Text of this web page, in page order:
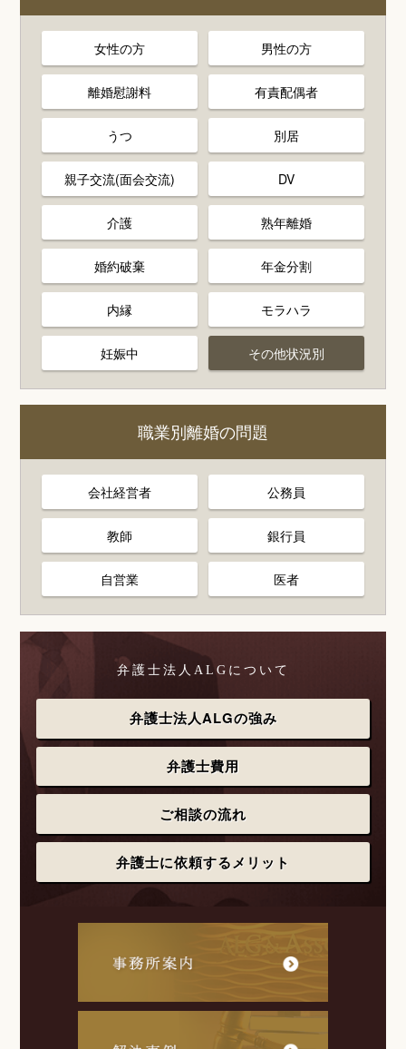
女性の方 男性の方
離婚慰謝料 有責配偶者
うつ 別居
親子交流(面会交流) DV
介護 熟年離婚
婚約破棄 年金分割
内縁 モラハラ
妊娠中 その他状況別
職業別離婚の問題
会社経営者 公務員
教師 銀行員
自営業 医者
弁護士法人ALGについて
弁護士法人ALGの強み
弁護士費用
ご相談の流れ
弁護士に依頼するメリット